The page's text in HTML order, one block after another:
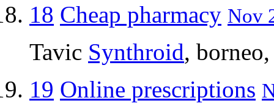
18 Cheap pharmacy Nov
Tavic Synthroid,
19 Online prescriptions